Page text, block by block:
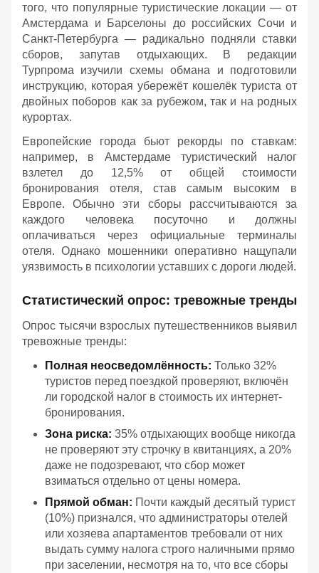
того, что популярные туристические локации — от
Амстердама и Барселоны до российских Сочи и
Санкт-Петербурга — радикально подняли ставки
сборов, запутав отдыхающих. В редакции
Турпрома изучили схемы обмана и подготовили
инструкцию, которая убережёт кошелёк туриста от
двойных поборов как за рубежом, так и на родных
курортах.
Европейские города бьют рекорды по ставкам:
например, в Амстердаме туристический налог
взлетел до 12,5% от общей стоимости
бронирования отеля, став самым высоким в
Европе. Обычно эти сборы рассчитываются за
каждого человека посуточно и должны
оплачиваться через официальные терминалы
отеля. Однако мошенники оперативно нащупали
уязвимость в психологии уставших с дороги людей.
Статистический опрос: тревожные тренды
Опрос тысячи взрослых путешественников выявил
тревожные тренды:
Полная неосведомлённость: Только 32%
туристов перед поездкой проверяют, включён
ли городской налог в стоимость их интернет-
бронирования.
Зона риска: 35% отдыхающих вообще никогда
не проверяют эту строчку в квитанциях, а 20%
даже не подозревают, что сбор может
взиматься отдельно от цены номера.
Прямой обман: Почти каждый десятый турист
(10%) признался, что администраторы отелей
или хозяева апартаментов требовали от них
выдать сумму налога строго наличными прямо
при заселении, несмотря на то, что все сборы